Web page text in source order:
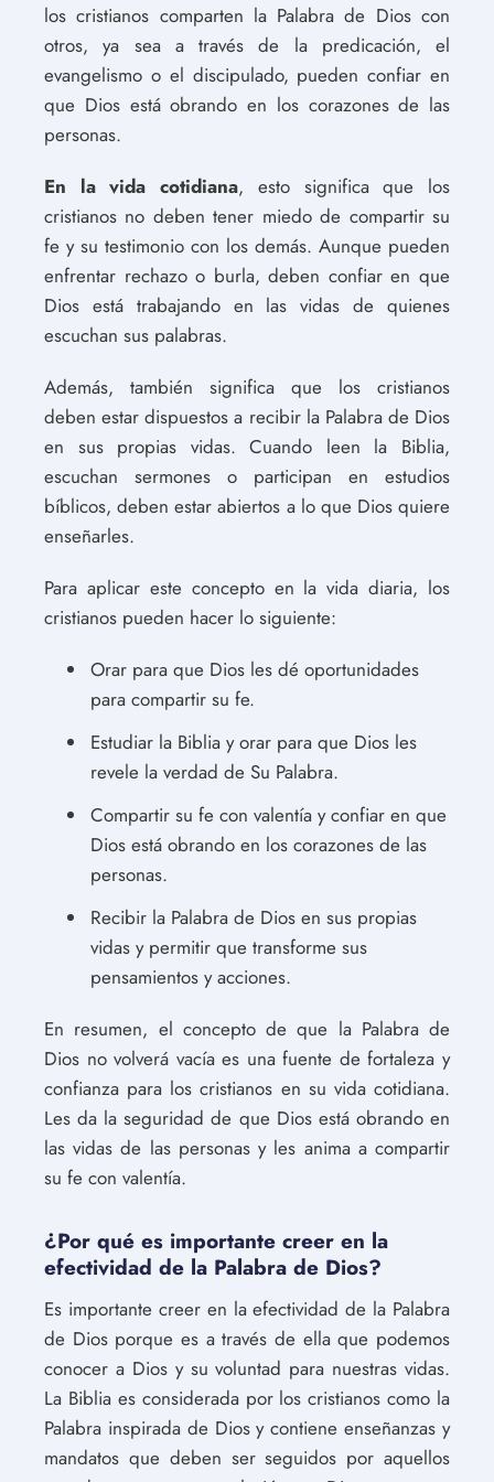
los cristianos comparten la Palabra de Dios con
otros, ya sea a través de la predicación, el
evangelismo o el discipulado, pueden confiar en
que Dios está obrando en los corazones de las
personas.
En la vida cotidiana, esto significa que los
cristianos no deben tener miedo de compartir su
fe y su testimonio con los demás. Aunque pueden
enfrentar rechazo o burla, deben confiar en que
Dios está trabajando en las vidas de quienes
escuchan sus palabras.
Además, también significa que los cristianos
deben estar dispuestos a recibir la Palabra de Dios
en sus propias vidas. Cuando leen la Biblia,
escuchan sermones o participan en estudios
bíblicos, deben estar abiertos a lo que Dios quiere
enseñarles.
Para aplicar este concepto en la vida diaria, los
cristianos pueden hacer lo siguiente:
Orar para que Dios les dé oportunidades
para compartir su fe.
Estudiar la Biblia y orar para que Dios les
revele la verdad de Su Palabra.
Compartir su fe con valentía y confiar en que
Dios está obrando en los corazones de las
personas.
Recibir la Palabra de Dios en sus propias
vidas y permitir que transforme sus
pensamientos y acciones.
En resumen, el concepto de que la Palabra de
Dios no volverá vacía es una fuente de fortaleza y
confianza para los cristianos en su vida cotidiana.
Les da la seguridad de que Dios está obrando en
las vidas de las personas y les anima a compartir
su fe con valentía.
¿Por qué es importante creer en la
efectividad de la Palabra de Dios?
Es importante creer en la efectividad de la Palabra
de Dios porque es a través de ella que podemos
conocer a Dios y su voluntad para nuestras vidas.
La Biblia es considerada por los cristianos como la
Palabra inspirada de Dios y contiene enseñanzas y
mandatos que deben ser seguidos por aquellos